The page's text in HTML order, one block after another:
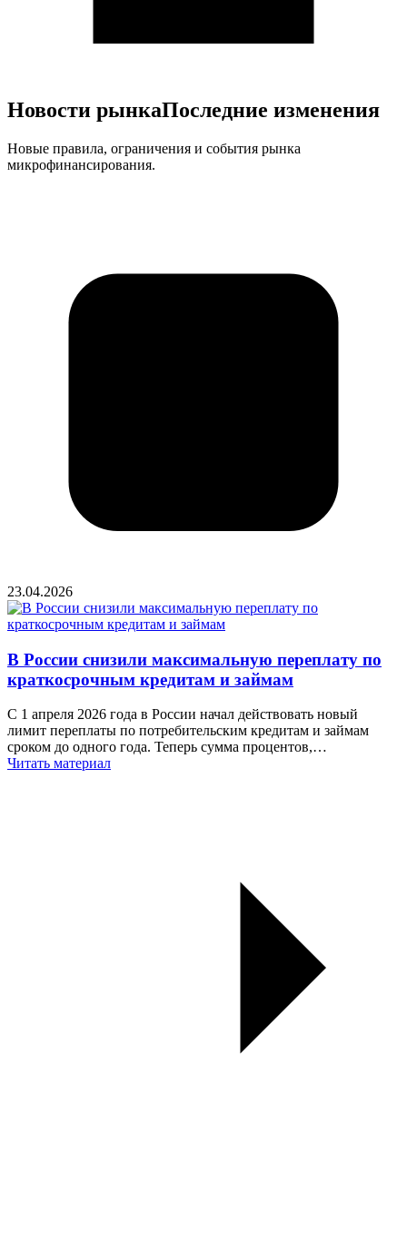
Новости рынкаПоследние изменения
Новые правила, ограничения и события рынка
микрофинансирования.
23.04.2026
В России снизили максимальную переплату по
краткосрочным кредитам и займам
С 1 апреля 2026 года в России начал действовать новый
лимит переплаты по потребительским кредитам и займам
сроком до одного года. Теперь сумма процентов,…
Читать материал